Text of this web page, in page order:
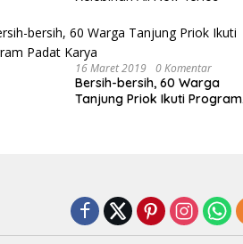
16 Maret 2019 0 Komentar
Bersih-bersih, 60 Warga
Tanjung Priok Ikuti Program